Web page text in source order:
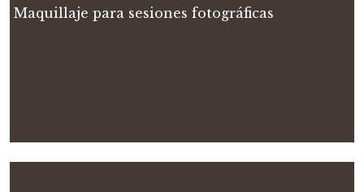
Maquillaje para sesiones fotográficas